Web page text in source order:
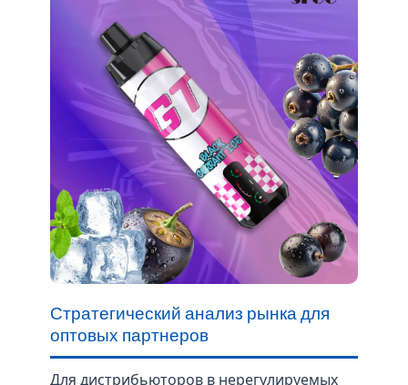
Стратегический анализ рынка для
оптовых партнеров
Для дистрибьюторов в нерегулируемых